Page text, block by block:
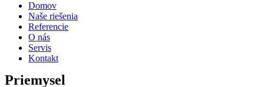
Domov
Naše riešenia
Referencie
O nás
Servis
Kontakt
Priemysel